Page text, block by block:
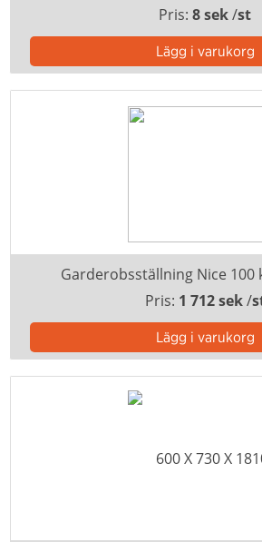
Pris: 8 sek/st
Garderobsställning Nice 100
Pris: 1 712 sek/